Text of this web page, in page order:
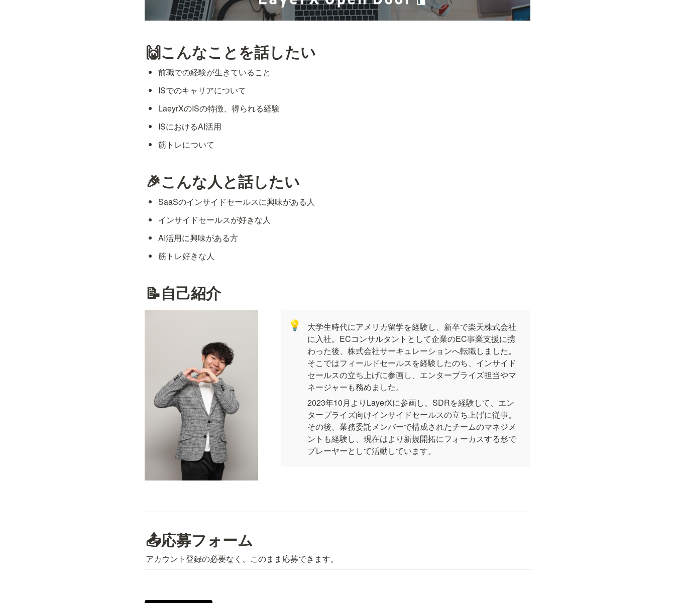
🙌こんなことを話したい
前職での経験が生きていること
ISでのキャリアについて
LaeyrXのISの特徴、得られる経験
ISにおけるAI活用
筋トレについて
🎉こんな人と話したい
SaaSのインサイドセールスに興味がある人
インサイドセールスが好きな人
AI活用に興味がある方
筋トレ好きな人
📝自己紹介
💡
大学生時代にアメリカ留学を経験し、新卒で楽天株式会社
に入社。ECコンサルタントとして企業のEC事業支援に携
わった後、株式会社サーキュレーションへ転職しました。
そこではフィールドセールスを経験したのち、インサイド
セールスの立ち上げに参画し、エンタープライズ担当やマ
ネージャーも務めました。
2023年10月よりLayerXに参画し、SDRを経験して、エン
タープライズ向けインサイドセールスの立ち上げに従事。
その後、業務委託メンバーで構成されたチームのマネジメ
ントも経験し、現在はより新規開拓にフォーカスする形で
プレーヤーとして活動しています。
📤応募フォーム
アカウント登録の必要なく、このまま応募できます。